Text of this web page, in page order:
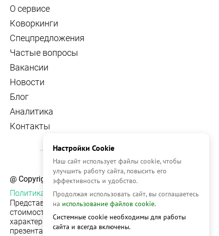
О сервисе
Коворкинги
Спецпредложения
Частые вопросы
Вакансии
Новости
Блог
Аналитика
Контакты
@ Copyright, 2026 OFFICE NAVIGATOR
Политика конфиденциальности
Представленная на сайте информация, в т.ч.
стоимости объектов, носит информационный
характер и не является публичной офертой. Условия
презентации объекта недвижимости на сервисе
Настройки Cookie
Наш сайт использует файлы cookie, чтобы
улучшить работу сайта, повысить его
эффективность и удобство.
Продолжая использовать сайт, вы соглашаетесь
на использование файлов cookie.
Системные cookie необходимы для работы
сайта и всегда включены.